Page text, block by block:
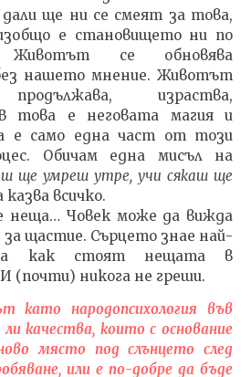
дали ще ни се смеят за това,
е становището ни по
се обновява
нашето мнение. Животът
израства,
това е неговата магия и
е само една част от този
Обичам една мисъл на
ще умреш утре, учи сякаш ще
казва всичко.
неща… Човек може да вижда
за щастие. Сърцето знае най-
как стоят нещата в
(почти) никога не греши.
като народопсихология във
качества, които с основание
място под слънцето след
или е по-добре да бъде